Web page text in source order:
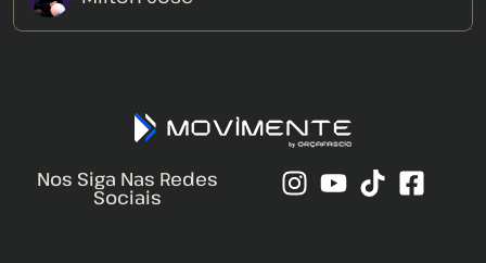
Nos Siga Nas Redes
Sociais